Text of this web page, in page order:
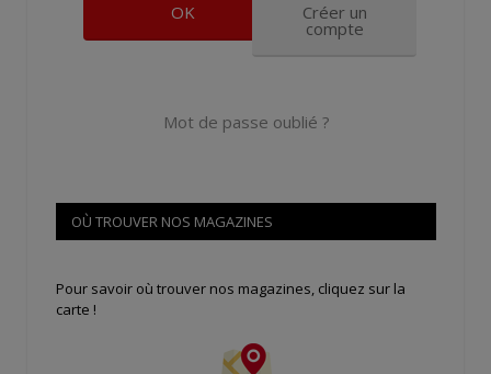
Créer un
compte
Mot de passe oublié ?
OÙ TROUVER NOS MAGAZINES
Pour savoir où trouver nos magazines, cliquez sur la
carte !